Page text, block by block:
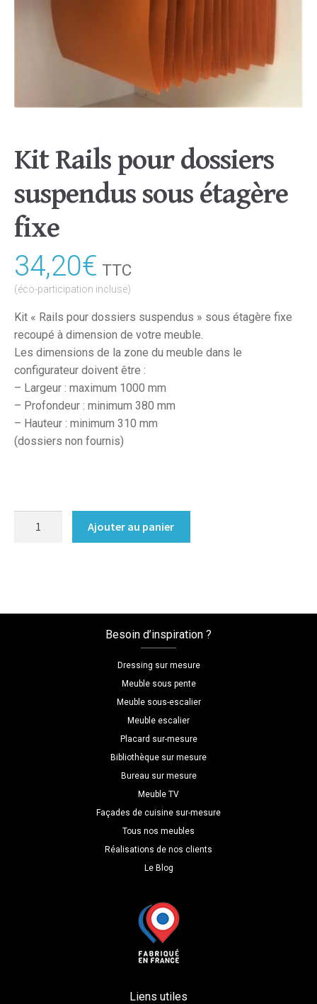
Kit Rails pour dossiers
suspendus sous étagère
fixe
34,20€ TTC
(éco-participation incluse)
Kit « Rails pour dossiers suspendus » sous étagère fixe
recoupé à dimension de votre meuble.
Les dimensions de la zone du meuble dans le
configurateur doivent être :
– Largeur : maximum 1000 mm
– Profondeur : minimum 380 mm
– Hauteur : minimum 310 mm
(dossiers non fournis)
Ajouter au panier
Besoin d’inspiration ?
Dressing sur mesure
Meuble sous pente
Meuble sous-escalier
Meuble escalier
Placard sur-mesure
Bibliothèque sur mesure
Bureau sur mesure
Meuble TV
Façades de cuisine sur-mesure
Tous nos meubles
Réalisations de nos clients
Le Blog
Liens utiles